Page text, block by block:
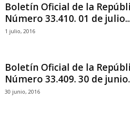
Boletín Oficial de la
Número 33.410. 01 de
1 julio, 2016
Boletín Oficial de la
Número 33.409. 30 de
30 junio, 2016